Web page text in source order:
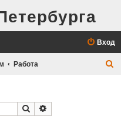
Вход
Работа
Поиск